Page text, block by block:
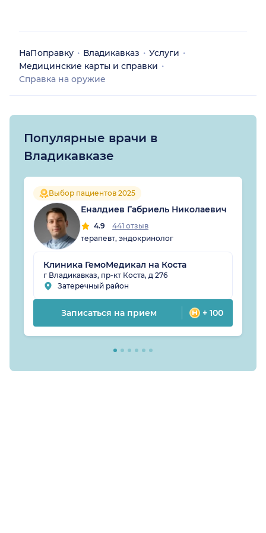
НаПоправку Владикавказ
Услуги
Медицинские карты и справки
Справка на оружие
Популярные врачи в
Владикавказе
Выбор пациентов 2025
Еналдиев Габриель Николаевич
4.9
441 отзыв
терапевт, эндокринолог
Клиника ГемоМедикал на Коста
г Владикавказ, пр-кт Коста, д 276
Затеречный район
Записаться на прием + 100